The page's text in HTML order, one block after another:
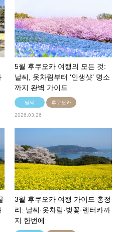
5월 후쿠오카 여행의 모든 것:
날씨, 옷차림부터 ‘인생샷’ 명소
까지 완벽 가이드
날씨 후쿠오카
2026.03.26
3월 후쿠오카 여행 가이드 총정
리: 날씨·옷차림·벚꽃·렌터카까
지 한번에